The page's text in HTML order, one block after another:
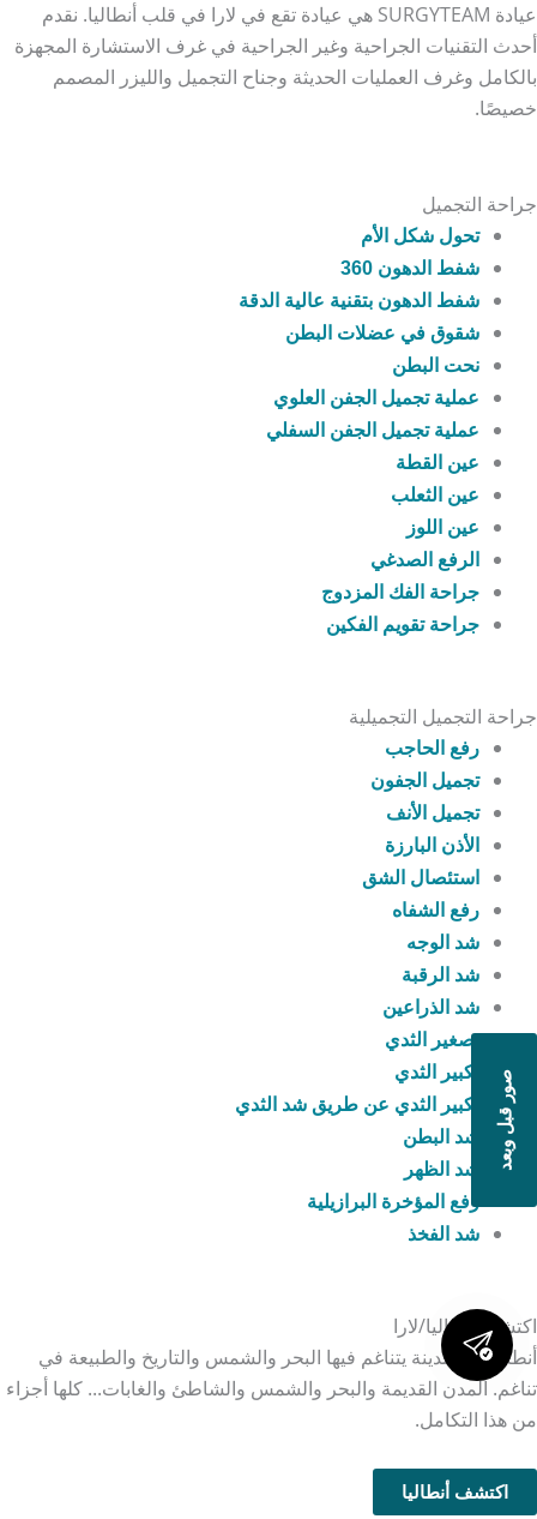
عيادة SURGYTEAM هي عيادة تقع في لارا في قلب أنطاليا. نقدم
أحدث التقنيات الجراحية وغير الجراحية في غرف الاستشارة المجهزة
بالكامل وغرف العمليات الحديثة وجناح التجميل والليزر المصمم
خصيصًا.
جراحة التجميل
تحول شكل الأم
شفط الدهون 360
شفط الدهون بتقنية عالية الدقة
شقوق في عضلات البطن
نحت البطن
عملية تجميل الجفن العلوي
عملية تجميل الجفن السفلي
عين القطة
عين الثعلب
عين اللوز
الرفع الصدغي
جراحة الفك المزدوج
جراحة تقويم الفكين
جراحة التجميل التجميلية
رفع الحاجب
تجميل الجفون
تجميل الأنف
الأذن البارزة
استئصال الشق
رفع الشفاه
شد الوجه
شد الرقبة
شد الذراعين
تصغير الثدي
تكبير الثدي
تكبير الثدي عن طريق شد الثدي
شد البطن
شد الظهر
رفع المؤخرة البرازيلية
شد الفخذ
اكتشف أنطاليا/لارا
أنطاليا هي مدينة يتناغم فيها البحر والشمس والتاريخ والطبيعة في
تناغم. المدن القديمة والبحر والشمس والشاطئ والغابات... كلها أجزاء
من هذا التكامل.
اكتشف أنطاليا
صور قبل وبعد